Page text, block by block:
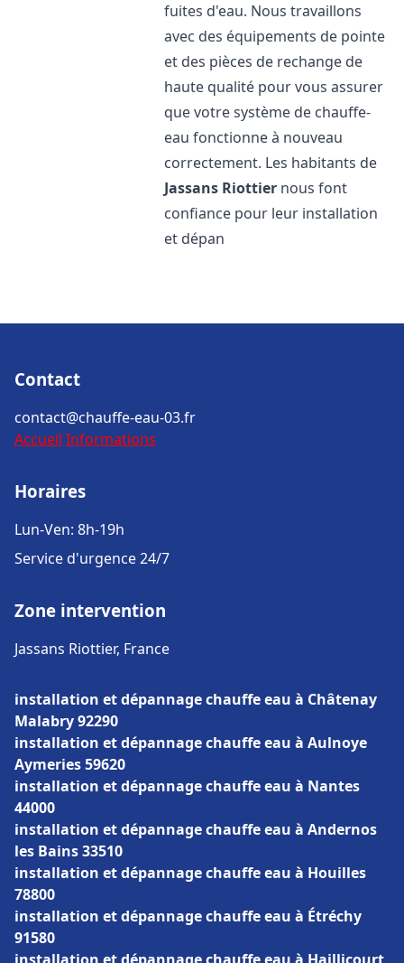
fuites d'eau. Nous travaillons
avec des équipements de pointe
et des pièces de rechange de
haute qualité pour vous assurer
que votre système de chauffe-
eau fonctionne à nouveau
correctement. Les habitants de
Jassans Riottier nous font
confiance pour leur installation
et dépan
Contact
contact@chauffe-eau-03.fr
Accueil Informations
Horaires
Lun-Ven: 8h-19h
Service d'urgence 24/7
Zone intervention
Jassans Riottier, France
installation et dépannage chauffe eau à Châtenay
Malabry 92290
installation et dépannage chauffe eau à Aulnoye
Aymeries 59620
installation et dépannage chauffe eau à Nantes
44000
installation et dépannage chauffe eau à Andernos
les Bains 33510
installation et dépannage chauffe eau à Houilles
78800
installation et dépannage chauffe eau à Étréchy
91580